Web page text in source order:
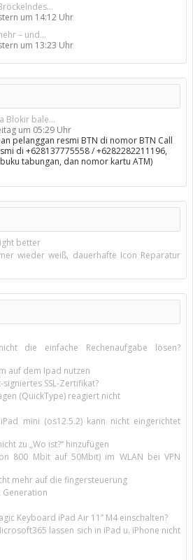
um 14:12 Uhr
– und...
um 13:23 Uhr
Blokir bale...
um 05:29 Uhr
pelanggan resmi BTN di nomor BTN Call
di +628137775558 / +6282282211196,
tabungan, dan nomor kartu ATM)
better
wieder weiß, dauerhafte Icon Reparatur
die einfache Rechenaufgabe lösen?
auf dem Ipad nutzen
SSL-Zertifikat?
(QuickType) reagiert nicht
mini (os12.5.2) kann nicht eingerichtet
zu „Wo ist?“ hinzufügen
800 Mbit auf 50Mbit) im WLAN bei VPN
mehr auf die fingersteuerung
Generation
Keyboard iPad Air 11’’ M4 einschalten?
lassen sich in iPad u. iPhone nicht